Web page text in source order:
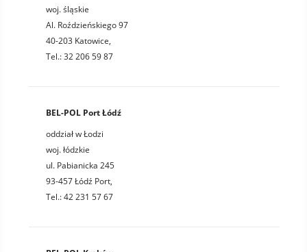
woj. śląskie
Al. Roździeńskiego 97
40-203 Katowice,
Tel.: 32 206 59 87
BEL-POL Port Łódź
oddział w Łodzi
woj. łódzkie
ul. Pabianicka 245
93-457 Łódź Port,
Tel.: 42 231 57 67